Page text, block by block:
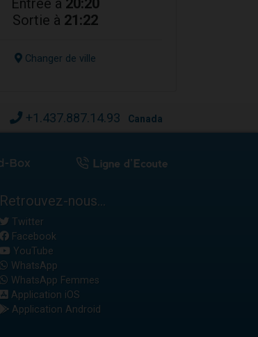
Entrée à 20:20
Sortie à 21:22
Changer de ville
+1.437.887.14.93 Canada
Retrouvez-nous...
Twitter
Facebook
YouTube
WhatsApp
WhatsApp Femmes
Application iOS
Application Android